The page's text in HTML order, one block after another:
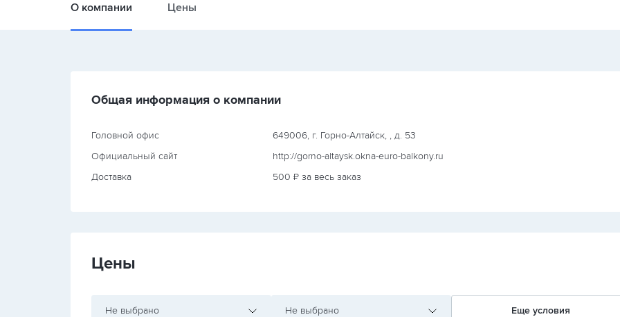
О компании Цены
Общая информация о компании
Головной офис
649006, г. Горно-Алтайск, , д. 53
Официальный сайт
http://gorno-altaysk.okna-euro-balkony.ru
Доставка
500 ₽ за весь заказ
Цены
Не выбрано Не выбрано Еще условия